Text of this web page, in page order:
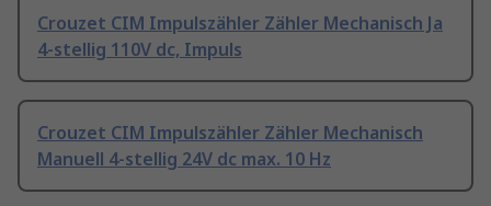
Crouzet CIM Impulszähler Zähler Mechanisch Ja
4-stellig 110V dc, Impuls
Crouzet CIM Impulszähler Zähler Mechanisch
Manuell 4-stellig 24V dc max. 10 Hz